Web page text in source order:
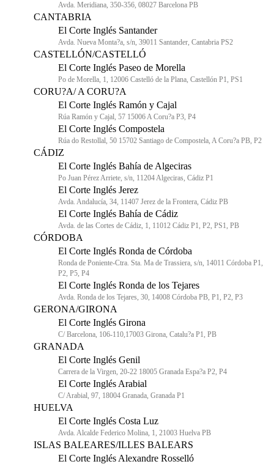
Avda. Meridiana, 350-356, 08027 Barcelona PB
CANTABRIA
El Corte Inglés Santander
Avda. Nueva Monta?a, s/n, 39011 Santander, Cantabria PS2
CASTELLÓN/CASTELLÓ
El Corte Inglés Paseo de Morella
Po de Morella, 1, 12006 Castelló de la Plana, Castellón P1, PS1
CORU?A/ A CORU?A
El Corte Inglés Ramón y Cajal
Rúa Ramón y Cajal, 57 15006 A Coru?a P3, P4
El Corte Inglés Compostela
Rúa do Restollal, 50 15702 Santiago de Compostela, A Coru?a PB, P2
CÁDIZ
El Corte Inglés Bahía de Algeciras
Po Juan Pérez Arriete, s/n, 11204 Algeciras, Cádiz P1
El Corte Inglés Jerez
Avda. Andalucía, 34, 11407 Jerez de la Frontera, Cádiz PB
El Corte Inglés Bahía de Cádiz
Avda. de las Cortes de Cádiz, 1, 11012 Cádiz P1, P2, PS1, PB
CÓRDOBA
El Corte Inglés Ronda de Córdoba
Ronda de Poniente-Ctra. Sta. Ma de Trassiera, s/n, 14011 Córdoba P1,
P2, P5, P4
El Corte Inglés Ronda de los Tejares
Avda. Ronda de los Tejares, 30, 14008 Córdoba PB, P1, P2, P3
GERONA/GIRONA
El Corte Inglés Girona
C/ Barcelona, 106-110,17003 Girona, Catalu?a P1, PB
GRANADA
El Corte Inglés Genil
Carrera de la Virgen, 20-22 18005 Granada Espa?a P2, P4
El Corte Inglés Arabial
C/ Arabial, 97, 18004 Granada, Granada P1
HUELVA
El Corte Inglés Costa Luz
Avda. Alcalde Federico Molina, 1, 21003 Huelva PB
ISLAS BALEARES/ILLES BALEARS
El Corte Inglés Alexandre Rosselló